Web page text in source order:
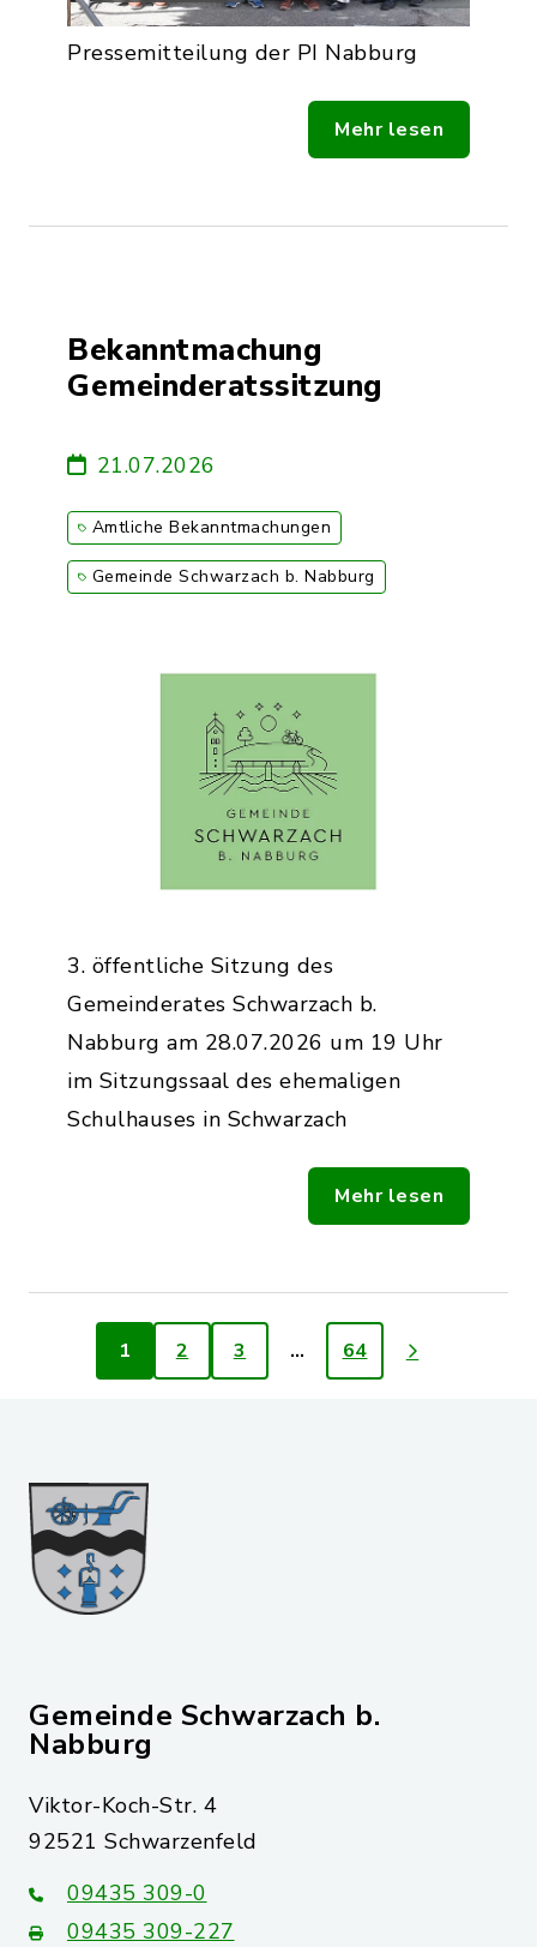
Pressemitteilung der PI Nabburg
Mehr lesen
Bekanntmachung
Gemeinderatssitzung
21.07.2026
Amtliche Bekanntmachungen
Gemeinde Schwarzach b. Nabburg
3. öffentliche Sitzung des
Gemeinderates Schwarzach b.
Nabburg am 28.07.2026 um 19 Uhr
im Sitzungssaal des ehemaligen
Schulhauses in Schwarzach
Mehr lesen
1 2 3 … 64
Gemeinde Schwarzach b.
Nabburg
Viktor-Koch-Str. 4
92521 Schwarzenfeld
09435 309-0
09435 309-227